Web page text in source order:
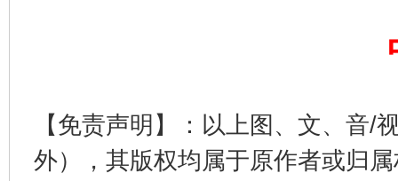
【免责声明】：以上图、文、音/
外），其版权均属于原作者或归